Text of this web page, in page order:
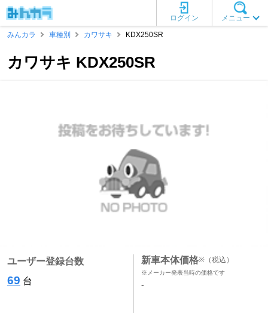
メニュー
ログイン
みんカラ
車種別 カワサキ KDX250SR
カワサキ KDX250SR
ユーザー登録台数
69 台
新車本体価格※ （税込）
※メーカー発表当時の価格です
-